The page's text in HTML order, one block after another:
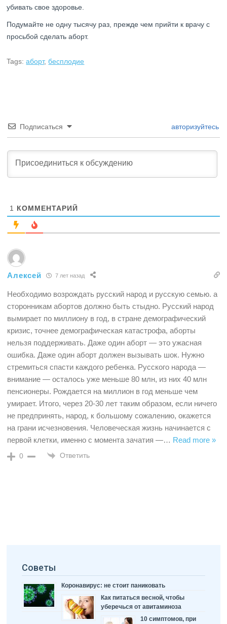
убивать свое здоровье.
Подумайте не одну тысячу раз, прежде чем прийти к врачу с
просьбой сделать аборт.
Tags: аборт,бесплодие
Подписаться авторизуйтесь
1 КОММЕНТАРИЙ
Алексей 7 лет назад
Необходимо возрождать русский народ и русскую семью. а
cторонникам абортов должно быть стыдно. Русский народ
вымирает по миллиону в год, в стране демографический
кризис, точнее демографическая катастрофа, аборты
нельзя поддерживать. Даже один аборт — это ужасная
ошибка. Даже один аборт должен вызывать шок. Нужно
стремиться спасти каждого ребенка. Русского народа —
внимание — осталось уже меньше 80 млн, из них 40 млн
пенсионеры. Рождается на миллион в год меньше чем
умирает. Итого, через 20-30 лет таким образом, если ничего
не предпринять, народ, к большому сожалению, окажется
на грани исчезновения. Человеческая жизнь начинается с
первой клетки, именно с момента зачатия —… Read more »
0 Ответить
Советы
Коронавирус: не стоит паниковать
Как питаться весной, чтобы
уберечься от авитаминоза
10 симптомов, при